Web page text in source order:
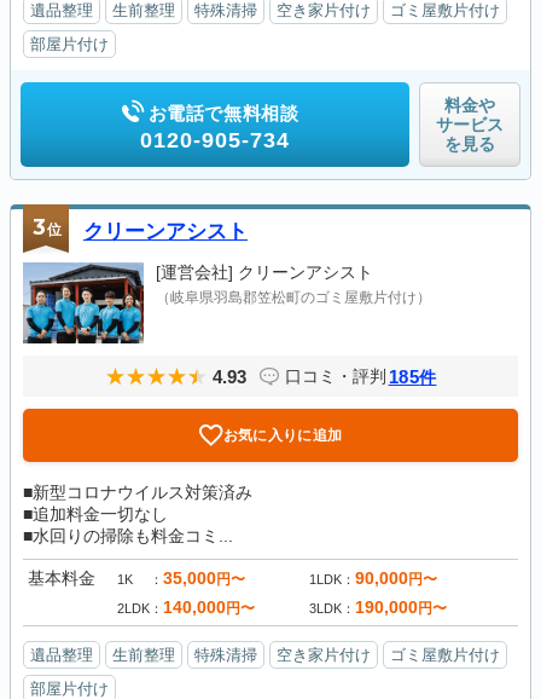
遺品整理 生前整理 特殊清掃 空き家片付け
ゴミ屋敷片付け
部屋片付け
お電話で無料相談
0120-905-734
料金や
サービス
を見る
3位 クリーンアシスト
[運営会社] クリーンアシスト
（岐阜県羽島郡笠松町のゴミ屋敷片付け）
4.93 口コミ・評判 185件
お気に入りに追加
■新型コロナウイルス対策済み
■追加料金一切なし
■水回りの掃除も料金コミ...
基本料金 1K 35,000円〜 1LDK 90,000円〜
2LDK 140,000円〜 3LDK 190,000円〜
遺品整理 生前整理 特殊清掃 空き家片付け
ゴミ屋敷片付け
部屋片付け